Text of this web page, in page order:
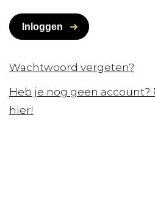
Inloggen
Wachtwoord vergeten?
Heb je nog geen account?
hier!